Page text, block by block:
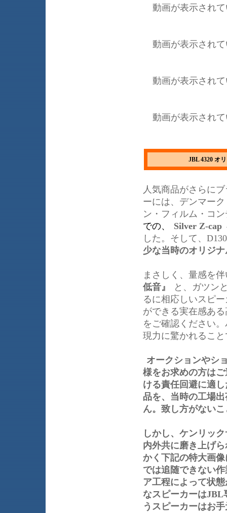
動画が表示され
動画が表示され
動画が表示され
動画が表示され
JBL 4320 オ
人気商品がさらに
ーには、デンマー
ン・フィルム・コ
での、
Silver Z-cap
した。そして、
少な当時のオリジ
まさしく、量感を
低音』
と、ガツン
るに相応しいスピ
ができる実在感あ
をご確認ください
現力に驚かれるこ
オークションやシ
様をお求めの方は
ける責任回避に適
品を、当時の工場
ん。致し方がない
しかし、ケンリッ
内外共に磨き上げ
かく下記の特大画
では追随できない
ア工程によって状
なスピーカーはJBL
うスピーカーはお